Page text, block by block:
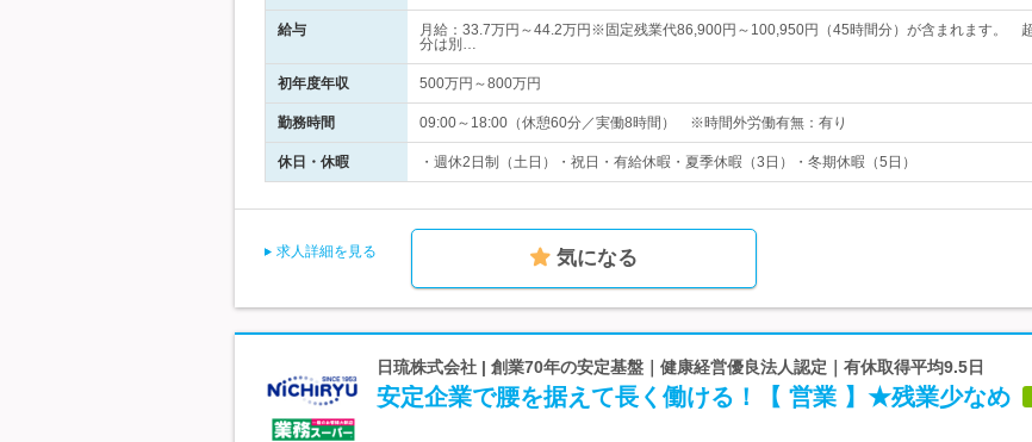
給与
月給：33.7万円～44.2万円※固定残業代86,900円～100,950円（45時間分）が含まれます。
分は別…
初年度年収 500万円～800万円
勤務時間 09:00～18:00（休憩60分／実働8時間） ※時間外労働有無：有り
休日・休暇 ・週休2日制（土日）・祝日・有給休暇・夏季休暇（3日）・冬期休暇（5日）
求人詳細を見る 気になる
日琉株式会社 | 創業70年の安定基盤｜健康経営優良法人認定｜有休取得平均9.5日
安定企業で腰を据えて長く働ける！【 営業 】★残業少なめ